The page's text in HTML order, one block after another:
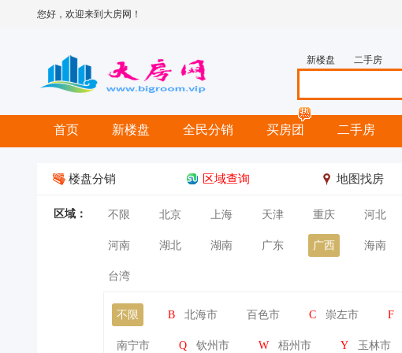
您好，欢迎来到大房网！
新楼盘 二手房
首页 新楼盘 全民分销 买房团 二手房
楼盘分销 区域查询 地图找房
区域： 不限 北京 上海 天津 重庆 河北
河南 湖北 湖南 广东 广西 海南
台湾
不限 B 北海市 百色市 C 崇左市 F
南宁市 Q 钦州市 W 梧州市 Y 玉林市